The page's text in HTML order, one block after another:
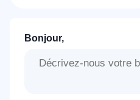
Bonjour,